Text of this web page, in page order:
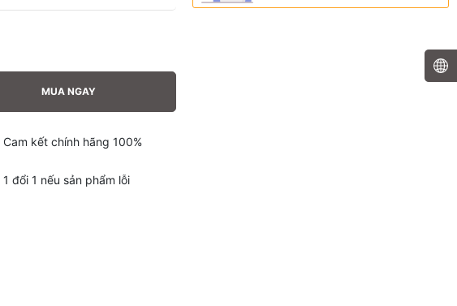
MUA NGAY
Cam kết chính hãng 100%
1 đổi 1 nếu sản phẩm lỗi